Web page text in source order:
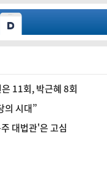
11회, 박근혜 8회
의 시대”
대법관'은 고심